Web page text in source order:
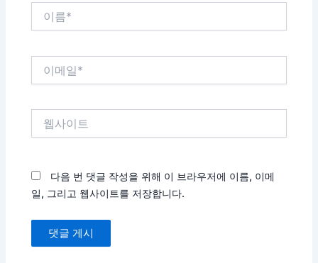
다음 번 댓글 작성을 위해 이 브라우저에 이름, 이메
일, 그리고 웹사이트를 저장합니다.